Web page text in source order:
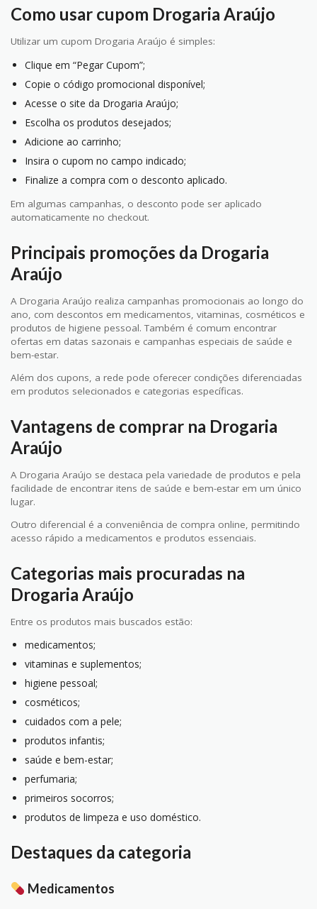
Como usar cupom Drogaria Araújo
Utilizar um cupom Drogaria Araújo é simples:
Clique em “Pegar Cupom”;
Copie o código promocional disponível;
Acesse o site da Drogaria Araújo;
Escolha os produtos desejados;
Adicione ao carrinho;
Insira o cupom no campo indicado;
Finalize a compra com o desconto aplicado.
Em algumas campanhas, o desconto pode ser aplicado
automaticamente no checkout.
Principais promoções da Drogaria
Araújo
A Drogaria Araújo realiza campanhas promocionais ao longo do
ano, com descontos em medicamentos, vitaminas, cosméticos e
produtos de higiene pessoal. Também é comum encontrar
ofertas em datas sazonais e campanhas especiais de saúde e
bem-estar.
Além dos cupons, a rede pode oferecer condições diferenciadas
em produtos selecionados e categorias específicas.
Vantagens de comprar na Drogaria
Araújo
A Drogaria Araújo se destaca pela variedade de produtos e pela
facilidade de encontrar itens de saúde e bem-estar em um único
lugar.
Outro diferencial é a conveniência de compra online, permitindo
acesso rápido a medicamentos e produtos essenciais.
Categorias mais procuradas na
Drogaria Araújo
Entre os produtos mais buscados estão:
medicamentos;
vitaminas e suplementos;
higiene pessoal;
cosméticos;
cuidados com a pele;
produtos infantis;
saúde e bem-estar;
perfumaria;
primeiros socorros;
produtos de limpeza e uso doméstico.
Destaques da categoria
Medicamentos